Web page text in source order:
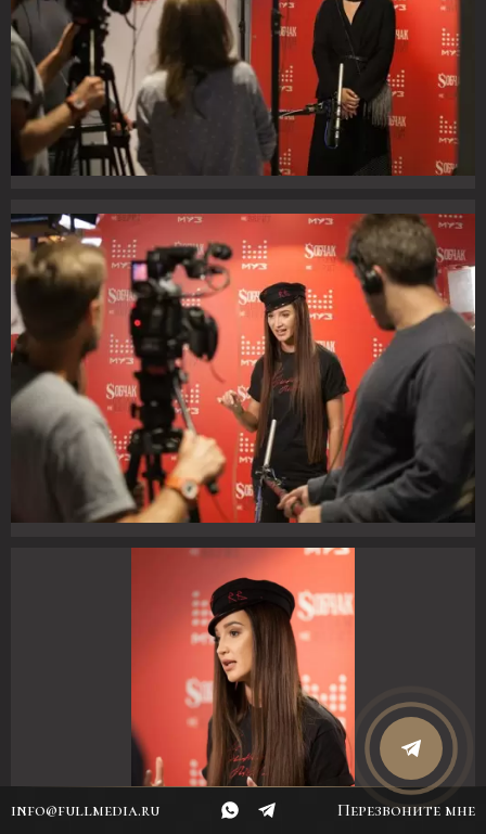
info@fullmedia.ru Перезвоните мне